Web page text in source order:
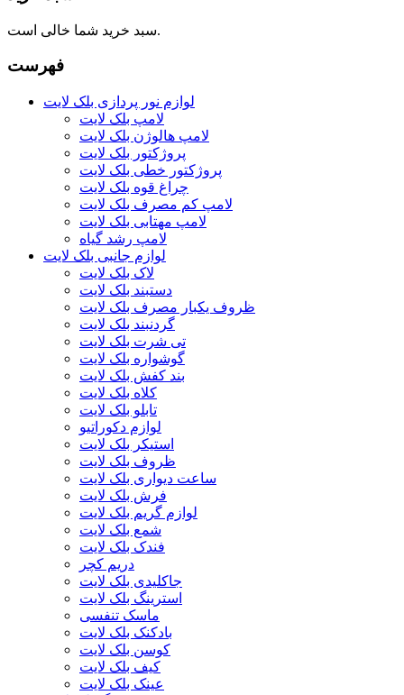
سبد خرید شما خالی است.
فهرست
لوازم نور پردازی بلک لایت
لامپ بلک لایت
لامپ هالوژن بلک لایت
پروژکتور بلک لایت
پروژکتور خطی بلک لایت
چراغ قوه بلک لایت
لامپ کم مصرف بلک لایت
لامپ مهتابی بلک لایت
لامپ رشد گیاه
لوازم جانبی بلک لایت
لاک بلک لایت
دستبند بلک لایت
ظروف یکبار مصرف بلک لایت
گردنبند بلک لایت
تی شرت بلک لایت
گوشواره بلک لایت
بند کفش بلک لایت
کلاه بلک لایت
تابلو بلک لایت
لوازم دکوراتیو
استیکر بلک لایت
ظروف بلک لایت
ساعت دیواری بلک لایت
فرش بلک لایت
لوازم گریم بلک لایت
شمع بلک لایت
فندک بلک لایت
دریم کچر
جاکلیدی بلک لایت
استرینگ بلک لایت
ماسک تنفسی
بادکنک بلک لایت
کوسن بلک لایت
کیف بلک لایت
عینک بلک لایت